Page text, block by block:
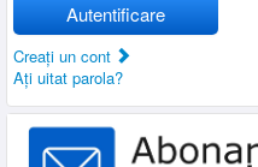
Autentificare
Creaţi un cont
Aţi uitat parola?